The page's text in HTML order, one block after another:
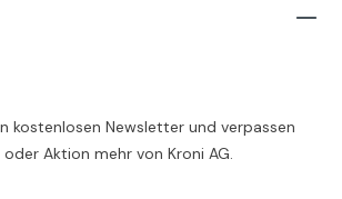
kostenlosen Newsletter und verpassen
oder Aktion mehr von Kroni AG.